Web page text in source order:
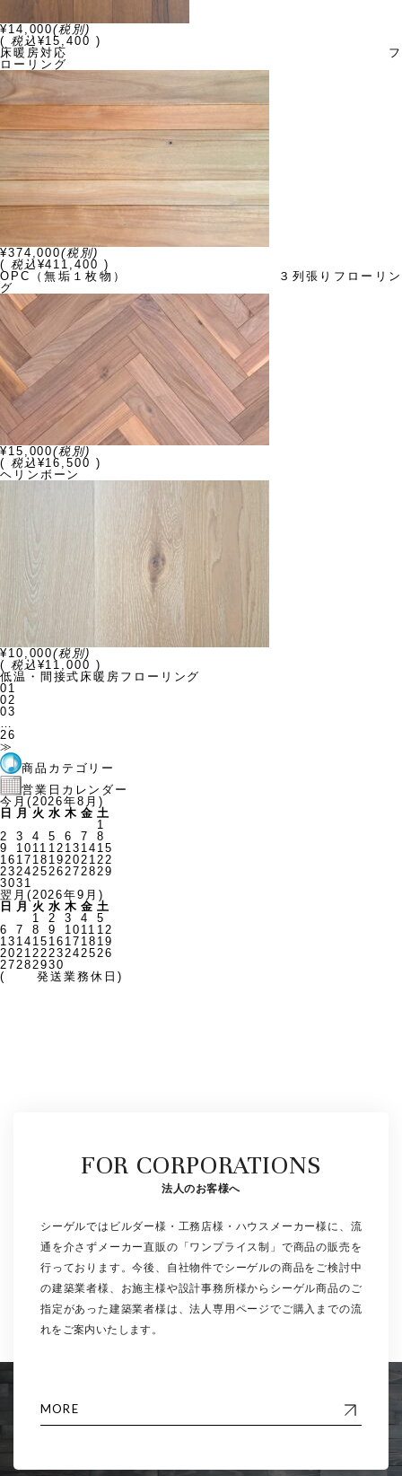
¥14,000(税別)
( 税込¥15,400 )
床暖房対応 フ
ローリング
¥374,000(税別)
( 税込¥411,400 )
OPC（無垢１枚物） ３列張りフローリン
グ
¥15,000(税別)
( 税込¥16,500 )
ヘリンボーン
¥10,000(税別)
( 税込¥11,000 )
低温・間接式床暖房フローリング
01
02
03
…
26
≫
商品カテゴリー
営業日カレンダー
今月(2026年8月)
日 月 火 水 木 金 土
1
2
3 4 5 6 7
8
9
10 11 12 13 14 15
16 17 18 19202122
23242526272829
3031
翌月(2026年9月)
日 月 火 水 木 金 土
1
2 3 4
5
6
7 8 9 10 11 12
13 14 15 16 17 18 19
20212223242526
27282930
(
発送業務休日)
FOR CORPORATIONS
法人のお客様へ
シーゲルではビルダー様・工務店様・ハウスメーカー様に、流
通を介さずメーカー直販の「ワンプライス制」で商品の販売を
行っております。今後、自社物件でシーゲルの商品をご検討中
の建築業者様、お施主様や設計事務所様からシーゲル商品のご
指定があった建築業者様は、法人専用ページでご購入までの流
れをご案内いたします。
MORE